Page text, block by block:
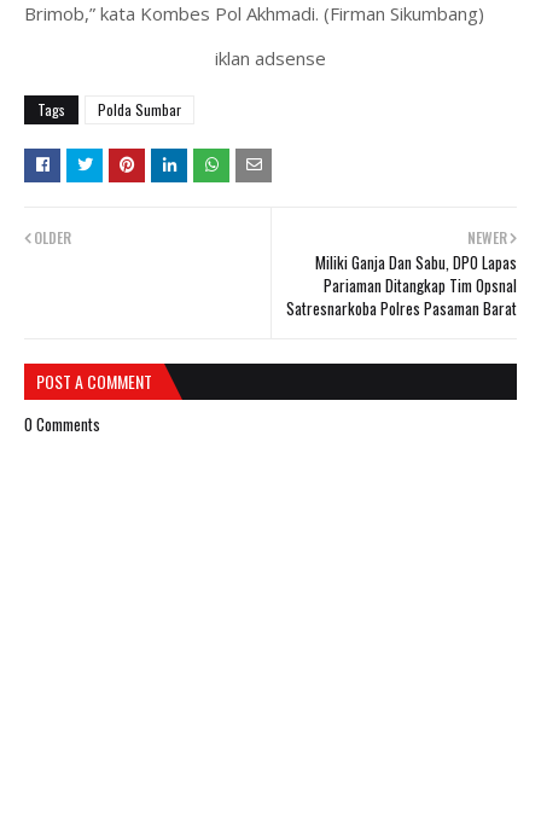
Brimob,” kata Kombes Pol Akhmadi. (Firman Sikumbang)
iklan adsense
Tags Polda Sumbar
NEWER
Miliki Ganja Dan Sabu, DPO Lapas
Pariaman Ditangkap Tim Opsnal
Satresnarkoba Polres Pasaman Barat
OLDER
POST A COMMENT
0 Comments